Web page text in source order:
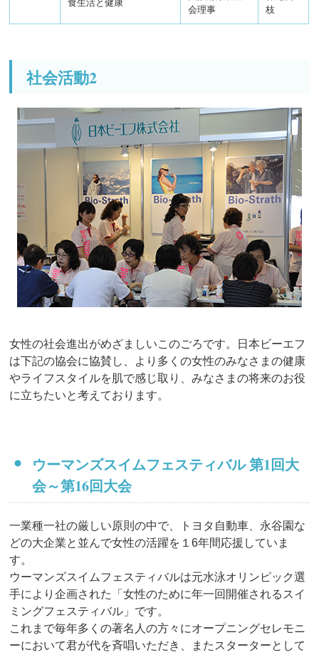
食生活と健康
会理事
枝
社会活動2
女性の社会進出がめざましいこのごろです。日本ビーエフ
は下記の協会に協賛し、より多くの女性のみなさまの健康
やライフスタイルを肌で感じ取り、みなさまの将来のお役
に立ちたいと考えております。
ウーマンズスイムフェスティバル 第1回大
会～第16回大会
一業種一社の厳しい原則の中で、トヨタ自動車、永谷園な
どの大企業と並んで女性の活躍を１6年間応援していま
す。
ウーマンズスイムフェスティバルは元水泳オリンピック選
手により企画された「女性のために年一回開催されるスイ
ミングフェスティバル」です。
これまで毎年多くの著名人の方々にオープニングセレモニ
ーにおいて君が代を斉唱いただき、またスターターとして